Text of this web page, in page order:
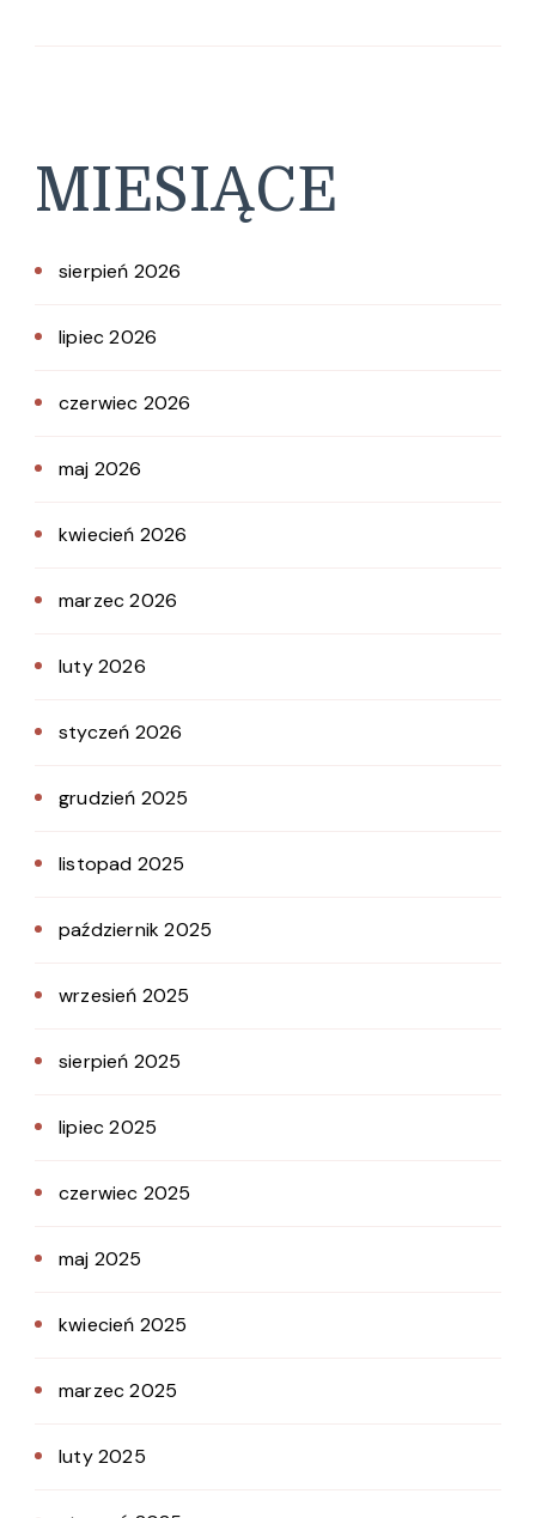
MIESIĄCE
sierpień 2026
lipiec 2026
czerwiec 2026
maj 2026
kwiecień 2026
marzec 2026
luty 2026
styczeń 2026
grudzień 2025
listopad 2025
październik 2025
wrzesień 2025
sierpień 2025
lipiec 2025
czerwiec 2025
maj 2025
kwiecień 2025
marzec 2025
luty 2025